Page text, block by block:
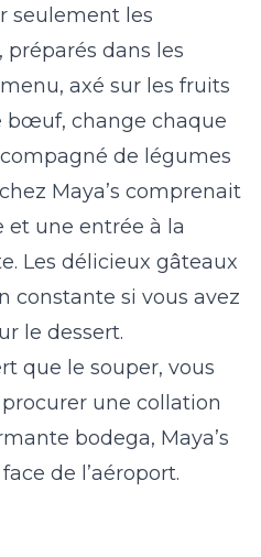
seulement les
dans les
axé sur les fruits
bœuf, change chaque
de légumes
Maya’s comprenait
et une entrée à la
Les délicieux gâteaux
constante si vous avez
le dessert.
que le souper, vous
une collation
bodega, Maya’s
de l’aéroport.